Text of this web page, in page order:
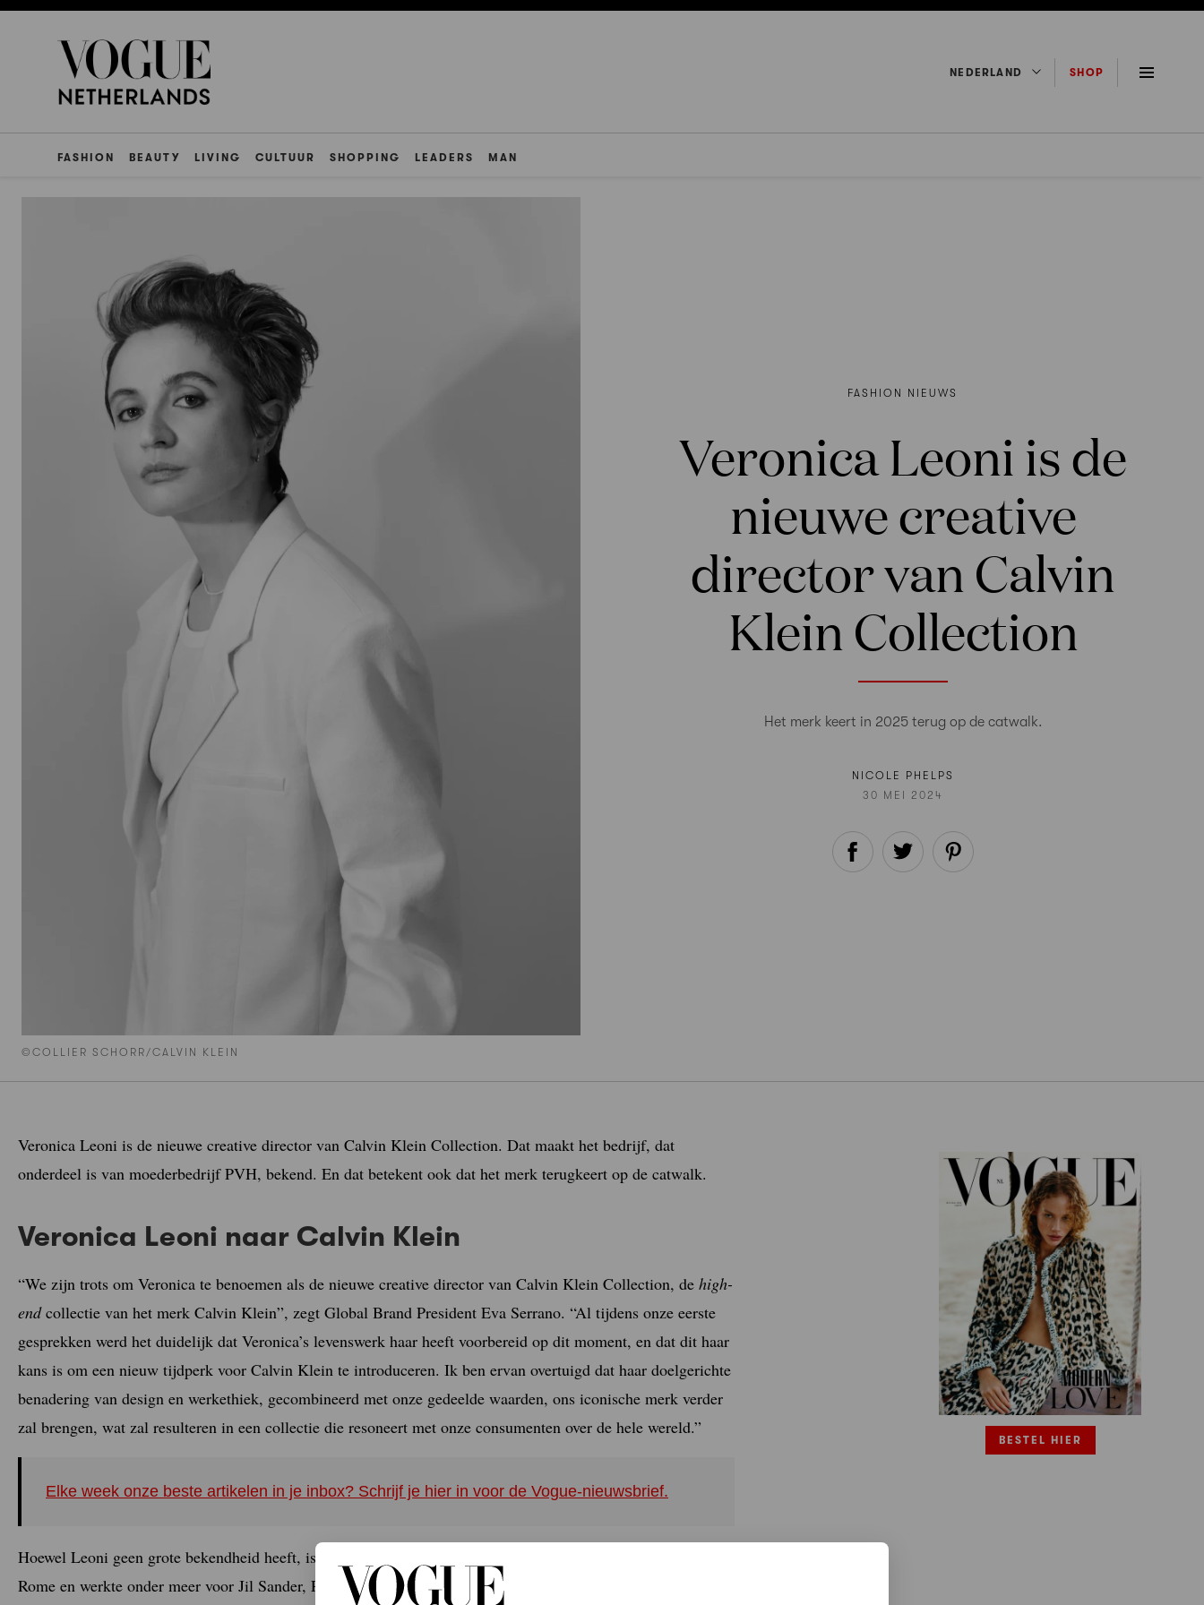
NEDERLAND SHOP
FASHION BEAUTY LIVING CULTUUR SHOPPING LEADERS MAN
©COLLIER SCHORR/CALVIN KLEIN
FASHION NIEUWS
Veronica Leoni is de
nieuwe creative
director van Calvin
Klein Collection
Het merk keert in 2025 terug op de catwalk.
NICOLE PHELPS
30 MEI 2024
Veronica Leoni is de nieuwe creative director van Calvin Klein Collection. Dat maakt het bedrijf, dat
onderdeel is van moederbedrijf PVH, bekend. En dat betekent ook dat het merk terugkeert op de catwalk.
Veronica Leoni naar Calvin Klein
“We zijn trots om Veronica te benoemen als de nieuwe creative director van Calvin Klein Collection, de high-
endcollectie van het merk Calvin Klein”, zegt Global Brand President Eva Serrano. “Al tijdens onze eerste
gesprekken werd het duidelijk dat Veronica’s levenswerk haar heeft voorbereid op dit moment, en dat dit haar
kans is om een nieuw tijdperk voor Calvin Klein te introduceren. Ik ben ervan overtuigd dat haar doelgerichte
benadering van design en werkethiek, gecombineerd met onze gedeelde waarden, ons iconische merk verder
zal brengen, wat zal resulteren in een collectie die resoneert met onze consumenten over de hele wereld.”
Elke week onze beste artikelen in je inbox? Schrijf je hier in voor de Vogue-nieuwsbrief.
Hoewel Leoni geen grote bekendheid heeft, is haar cv indrukwekkend te noemen. Ze is Italiaans, woont in
Rome en werkte onder meer voor Jil Sander, Phoebe Philo’s Céline, Moncler en The Row. Drie jaar geleden
BESTEL HIER